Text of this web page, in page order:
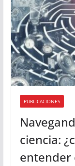
PUBLICACIONES
ciencia:
entender